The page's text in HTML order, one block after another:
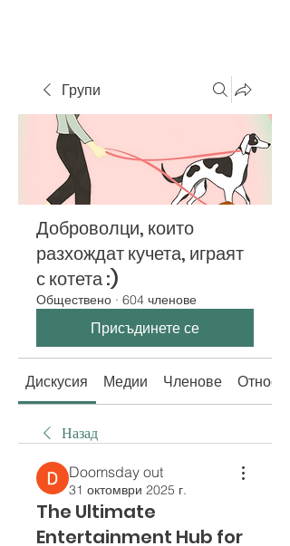
Групи
Доброволци, които
разхождат кучета, играят
с котета :)
Обществено · 604 членове
Присъдинете се
Дискусия Медии Членове Относно
Назад
Doomsday out
31 октомври 2025 г.
The Ultimate
Entertainment Hub for